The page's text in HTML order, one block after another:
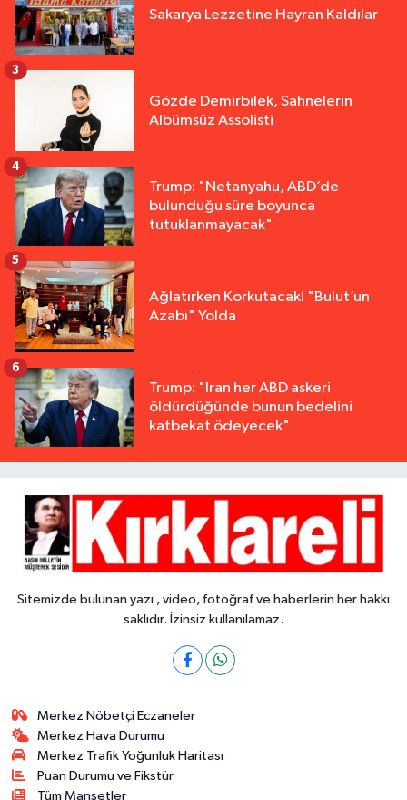
Sakarya Lezzetine Hayran Kaldılar
Gözde Demirbilek, Sahnelerin
Albümsüz Assolisti
3
Trump: "Netanyahu, ABD’de
bulunduğu süre boyunca
tutuklanmayacak"
4
Ağlatırken Korkutacak! "Bulut’un
Azabı" Yolda
5
Trump: "İran her ABD askeri
öldürdüğünde bunun bedelini
katbekat ödeyecek"
6
Sitemizde bulunan yazı , video, fotoğraf ve haberlerin her hakkı
saklıdır. İzinsiz kullanılamaz.
Merkez Nöbetçi Eczaneler
Merkez Hava Durumu
Merkez Trafik Yoğunluk Haritası
Puan Durumu ve Fikstür
Tüm Manşetler